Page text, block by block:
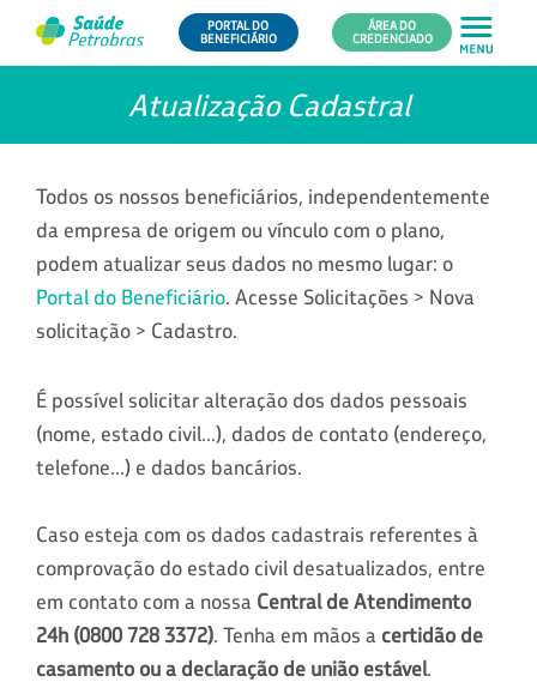
PORTAL DO
BENEFICIÁRIO
ÁREA DO
CREDENCIADO
Atualização Cadastral
Todos os nossos beneficiários, independentemente
da empresa de origem ou vínculo com o plano,
podem atualizar seus dados no mesmo lugar: o
Portal do Beneficiário. Acesse Solicitações > Nova
solicitação > Cadastro.
É possível solicitar alteração dos dados pessoais
(nome, estado civil...), dados de contato (endereço,
telefone...) e dados bancários.
Caso esteja com os dados cadastrais referentes à
comprovação do estado civil desatualizados, entre
em contato com a nossa Central de Atendimento
24h (0800 728 3372). Tenha em mãos a certidão de
casamento ou a declaração de união estável.